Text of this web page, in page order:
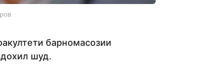
барномасозии
шуд.